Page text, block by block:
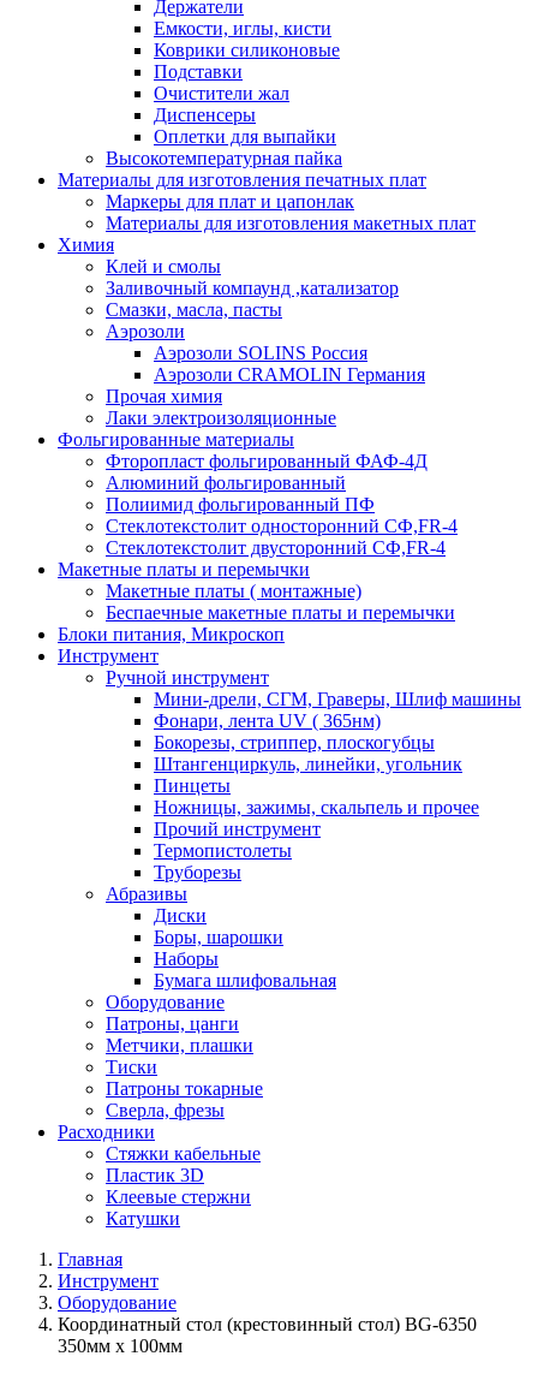
Держатели
Емкости, иглы, кисти
Коврики силиконовые
Подставки
Очистители жал
Диспенсеры
Оплетки для выпайки
Высокотемпературная пайка
Материалы для изготовления печатных плат
Маркеры для плат и цапонлак
Материалы для изготовления макетных плат
Химия
Клей и смолы
Заливочный компаунд ,катализатор
Смазки, масла, пасты
Аэрозоли
Аэрозоли SOLINS Россия
Аэрозоли CRAMOLIN Германия
Прочая химия
Лаки электроизоляционные
Фольгированные материалы
Фторопласт фольгированный ФАФ-4Д
Алюминий фольгированный
Полиимид фольгированный ПФ
Стеклотекстолит односторонний CФ,FR-4
Стеклотекстолит двусторонний СФ,FR-4
Макетные платы и перемычки
Макетные платы ( монтажные)
Беспаечные макетные платы и перемычки
Блоки питания, Микроскоп
Инструмент
Ручной инструмент
Мини-дрели, СГМ, Граверы, Шлиф машины
Фонари, лента UV ( 365нм)
Бокорезы, cтриппер, плоскогубцы
Штангенциркуль, линейки, угольник
Пинцеты
Ножницы, зажимы, скальпель и прочее
Прочий инструмент
Термопистолеты
Труборезы
Абразивы
Диски
Боры, шарошки
Наборы
Бумага шлифовальная
Оборудование
Патроны, цанги
Метчики, плашки
Тиски
Патроны токарные
Сверла, фрезы
Расходники
Стяжки кабельные
Пластик 3D
Клеевые стержни
Катушки
Главная
Инструмент
Оборудование
Координатный стол (крестовинный стол) BG-6350
350мм х 100мм